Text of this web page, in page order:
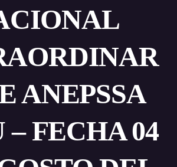
ANEPSSA
– FECHA 04